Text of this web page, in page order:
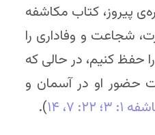
پیروز، کتاب مکاشفه
شجاعت و وفاداری را
را حفظ کنیم، در حالی که
حضور او در آسمان و
۱: ۳ ؛ ۲۲: ۷ ، ۱۴ ).